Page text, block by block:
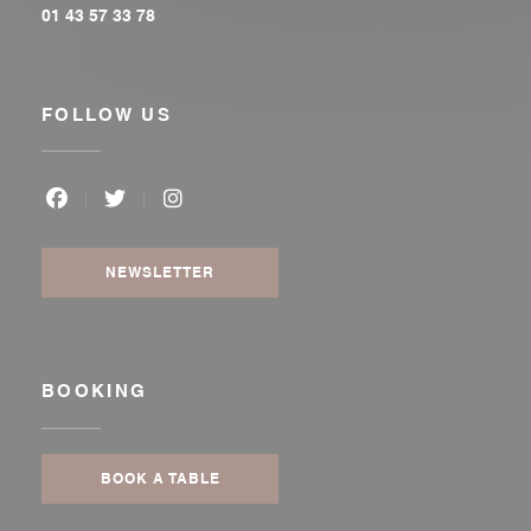
01 43 57 33 78
FOLLOW US
NEWSLETTER
BOOKING
BOOK A TABLE